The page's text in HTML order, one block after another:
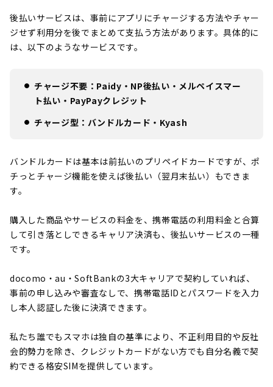
後払いサービスは、事前にアプリにチャージする方法やチャー
ジせず利用分を後でまとめて支払う方法があります。具体的に
は、以下のようなサービスです。
チャージ不要：Paidy・NP後払い・メルペイスマー
ト払い・PayPayクレジット
チャージ型：バンドルカード・Kyash
バンドルカードは基本は前払いのプリペイドカードですが、ポ
チっとチャージ機能を使えば後払い（翌月末払い）もできま
す。
購入した商品やサービスの料金を、携帯電話の利用料金と合算
して引き落としできるキャリア決済も、後払いサービスの一種
です。
docomo・au・SoftBankの3大キャリアで契約していれば、
事前の申し込みや審査なしで、携帯電話IDとパスワードを入力
し本人認証した後に決済できます。
私たち誰でもスマホは独自の基準により、不正利用目的や反社
会的勢力を除き、クレジットカードがない方でも自分名義で契
約できる格安SIMを提供しています。